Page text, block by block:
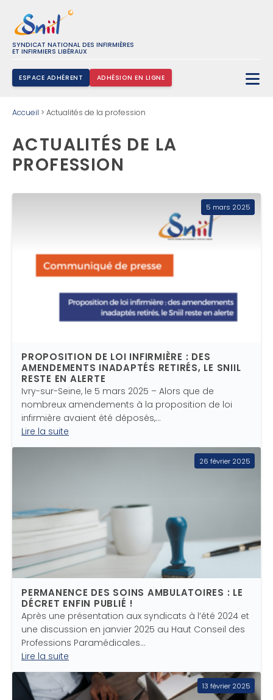
SYNDICAT NATIONAL DES INFIRMIÈRES
ET INFIRMIERS LIBÉRAUX
ESPACE ADHÉRENT ADHÉSION EN LIGNE
Accueil > Actualités de la profession
ACTUALITÉS DE LA
PROFESSION
5 mars 2025
PROPOSITION DE LOI INFIRMIÈRE : DES
AMENDEMENTS INADAPTÉS RETIRÉS, LE SNIIL
RESTE EN ALERTE
Ivry-sur-Seine, le 5 mars 2025 – Alors que de
nombreux amendements à la proposition de loi
infirmière avaient été déposés,…
Lire la suite
26 février 2025
PERMANENCE DES SOINS AMBULATOIRES : LE
DÉCRET ENFIN PUBLIÉ !
Après une présentation aux syndicats à l’été 2024 et
une discussion en janvier 2025 au Haut Conseil des
Professions Paramédicales…
Lire la suite
13 février 2025